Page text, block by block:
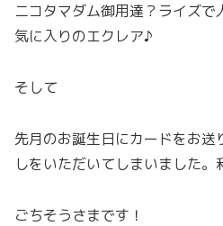
ニコタマダム御用達？ライズ
気に入りのエクレア♪
そして
先月のお誕生日にカードをお
しをいただいてしまいました。
ごちそうさまです！